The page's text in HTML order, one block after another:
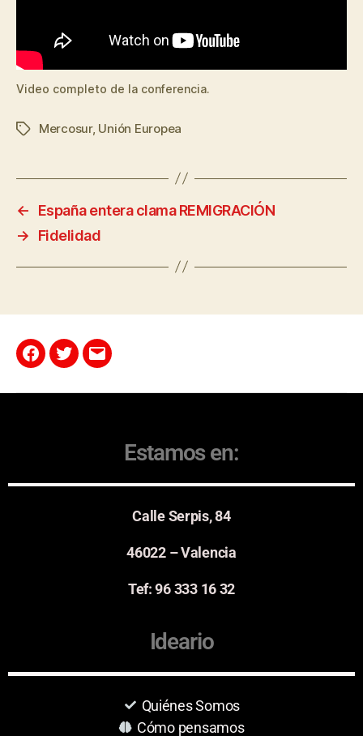
Video completo de la conferencia.
Mercosur, Unión Europea
←
España entera clama REMIGRACIÓN
→
Fidelidad
Estamos en:
Calle Serpis, 84
46022 – Valencia
Tef: 96 333 16 32
Ideario
Quiénes Somos
Cómo pensamos